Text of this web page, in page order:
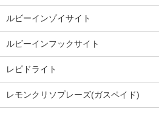
ルビーインゾイサイト
ルビーインフックサイト
レピドライト
レモンクリソプレーズ(ガスペイド)